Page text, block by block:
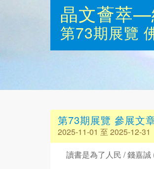
晶文薈萃—
第73期展覽
第73期展覽 參展文
2025-11-01 至 2025-12-31
讀書是為了人民 / 錢嘉誠